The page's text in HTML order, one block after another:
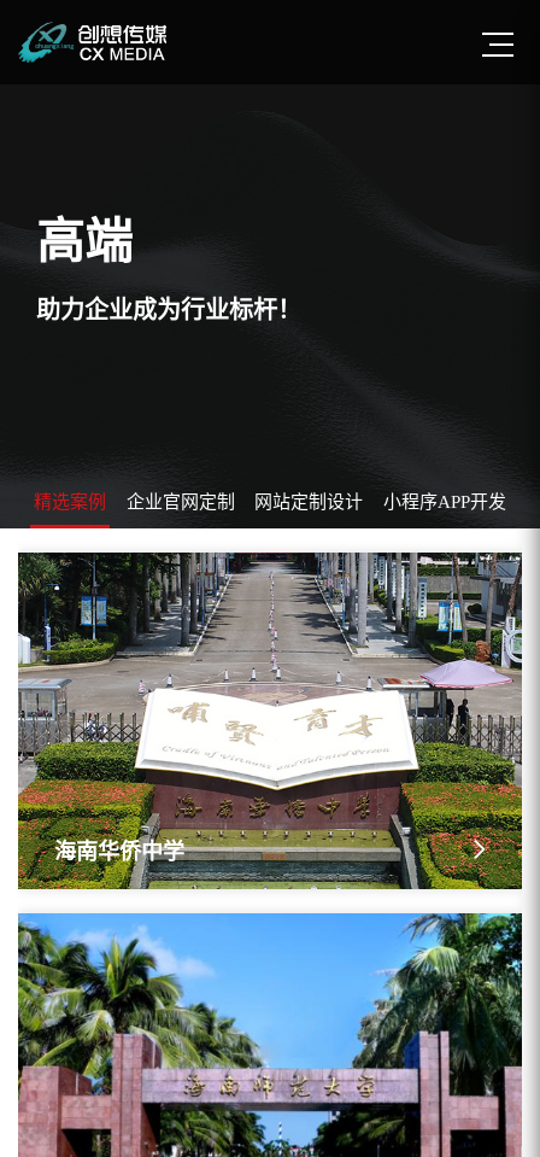
高端
助力企业成为行业标杆！
精选案例 企业官网定制 网站定制设计 小程序APP开发
海南华侨中学